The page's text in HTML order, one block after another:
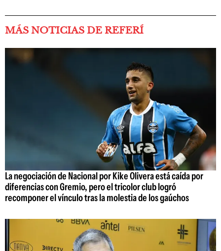
MÁS NOTICIAS DE REFERÍ
La negociación de Nacional por Kike Olivera está caída por
diferencias con Gremio, pero el tricolor club logró
recomponer el vínculo tras la molestia de los gaúchos